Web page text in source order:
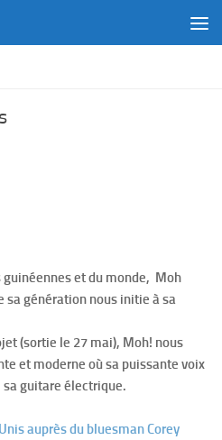
et du monde, Moh
sa génération nous initie à sa
(sortie le 27 mai), Moh! nous
et moderne où sa puissante voix
guitare électrique.
auprès du bluesman Corey